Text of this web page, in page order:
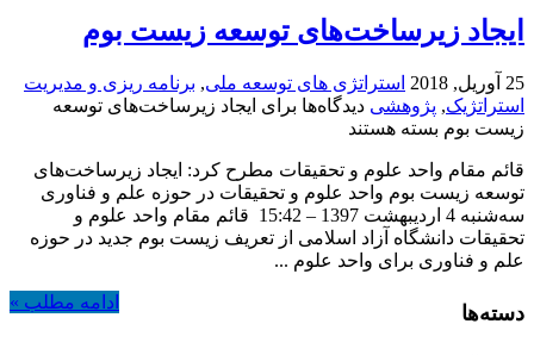
ایجاد زیرساخت‌های توسعه زیست بوم
25 آوریل, 2018 استراتژی های توسعه ملی, برنامه ریزی و مدیریت
استراتژیک, پژوهشی دیدگاه‌ها برای ایجاد زیرساخت‌های توسعه
زیست بوم بسته هستند
قائم مقام واحد علوم و تحقیقات مطرح کرد: ایجاد زیرساخت‌های
توسعه زیست بوم واحد علوم و تحقیقات در حوزه علم و فناوری
سه‌شنبه 4 اردیبهشت 1397 – 15:42 قائم مقام واحد علوم و
تحقیقات دانشگاه آزاد اسلامی از تعریف زیست بوم جدید در حوزه
علم و فناوری برای واحد علوم ...
ادامه مطلب » دسته‌ها